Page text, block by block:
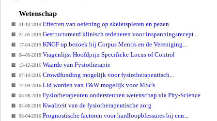
Wetenschap
31-10-2019 Effecten van oefening op skeletspieren en pezen
24-05-2019 Gestructureerd klinisch redeneren voor inspanningsrecept...
17-04-2019 KNGF op bezoek bij Corpus Mentis en de Vereniging...
04-06-2018 Vragenlijst Hoofdpijn Specifieke Locus of Control
13-12-2016 Waarde van Fysiotherapie
07-10-2016 Crowdfunding mogelijk voor fysiotherapeutisch...
14-09-2016 Lid worden van F&W mogelijk voor MSc's
08-08-2016 Fysiotherapeuten ondersteunen wetenschap via Phy-Science
04-08-2016 Kwaliteit van de fysiotherapeutische zorg
08-04-2016 Prognostische factoren voor hardloopblessures bij een...